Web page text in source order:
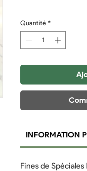
Quantité *
INFORMATION
Fines de